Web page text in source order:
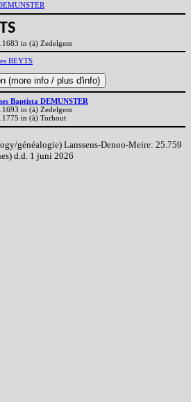
in (à) Zedelgem
BEYTS
Baptista DEMUNSTER
in (à) Zedelgem
in (à) Torhout
généalogie) Lanssens-Denoo-Meire: 25.759
d.d. 1 juni 2026